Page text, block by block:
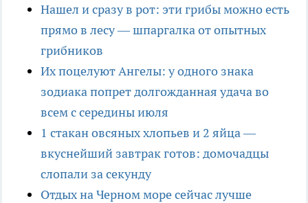
Нашел и сразу в рот: эти грибы можно есть
прямо в лесу — шпаргалка от опытных
грибников
Их поцелуют Ангелы: у одного знака
зодиака попрет долгожданная удача во
всем с середины июля
1 стакан овсяных хлопьев и 2 яйца —
вкуснейший завтрак готов: домочадцы
слопали за секунду
Отдых на Черном море сейчас лучше